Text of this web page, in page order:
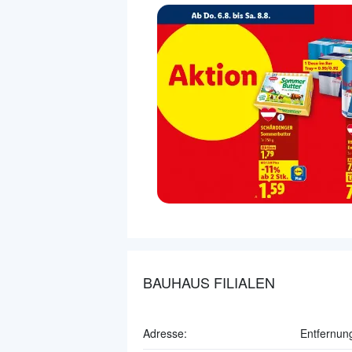
BAUHAUS FILIALEN
Adresse: